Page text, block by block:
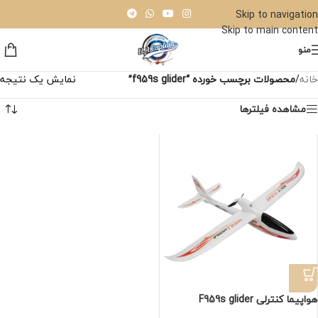
Skip to navigation
Skip to main content
منو
خانه/محصولات برچسب خورده “f959s glider”
نمایش یک نتیجه
مشاهده فیلترها
هواپیما کنترلی F959s glider